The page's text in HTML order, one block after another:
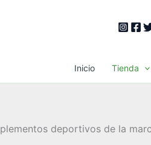
Inicio Tienda
deportivos de la